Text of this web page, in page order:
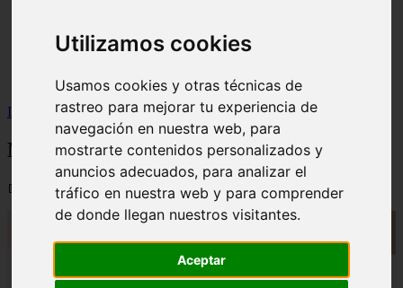
Utilizamos cookies
Usamos cookies y otras técnicas de
rastreo para mejorar tu experiencia de
navegación en nuestra web, para
mostrarte contenidos personalizados y
anuncios adecuados, para analizar el
tráfico en nuestra web y para comprender
de donde llegan nuestros visitantes.
Aceptar
novedades
tablon de anuncios
zona pro
Inicio
gatos2 > Nombres para Perros Cachorros
Nombres para Perros Cachorros
📅 12/06/2025